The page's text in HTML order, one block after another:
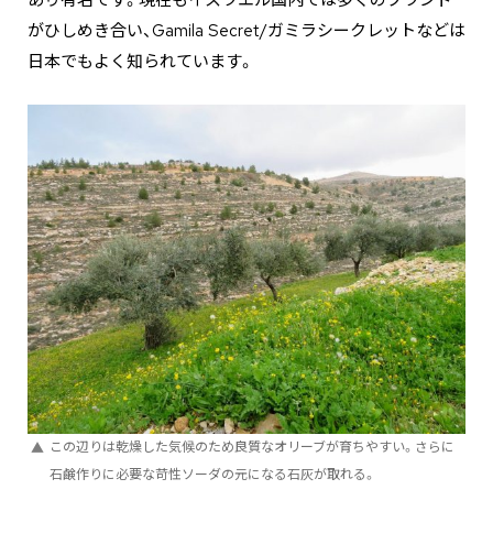
がひしめき合い、Gamila Secret/ガミラシークレットなどは
日本でもよく知られています。
この辺りは乾燥した気候のため良質なオリーブが育ちやすい。さらに
石鹸作りに必要な苛性ソーダの元になる石灰が取れる。